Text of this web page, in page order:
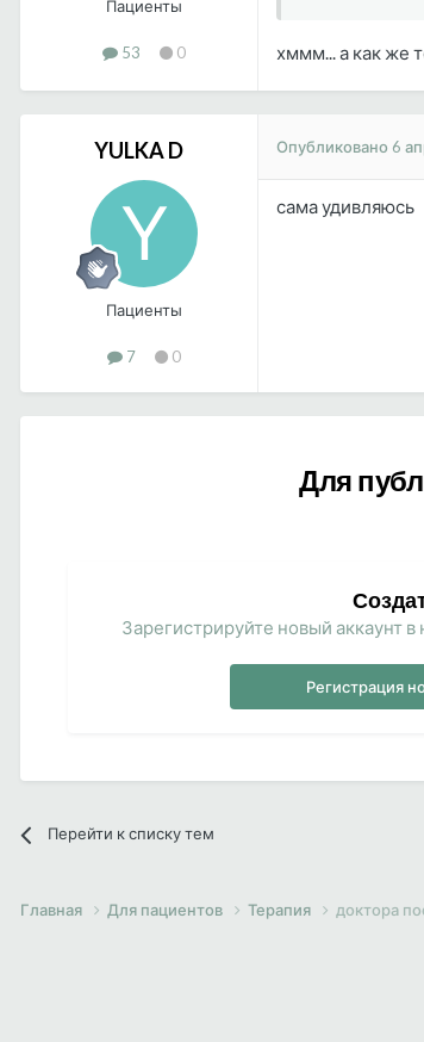
Пациенты
53 0 хммм... а как же
YULKA D
Пациенты
7 0
Опубликовано 6
сама удивляюсь
Для
Зарегистрируйте новый аккаунт
Регистрация
Перейти к списку тем
Главная Для пациентов Терапия доктора